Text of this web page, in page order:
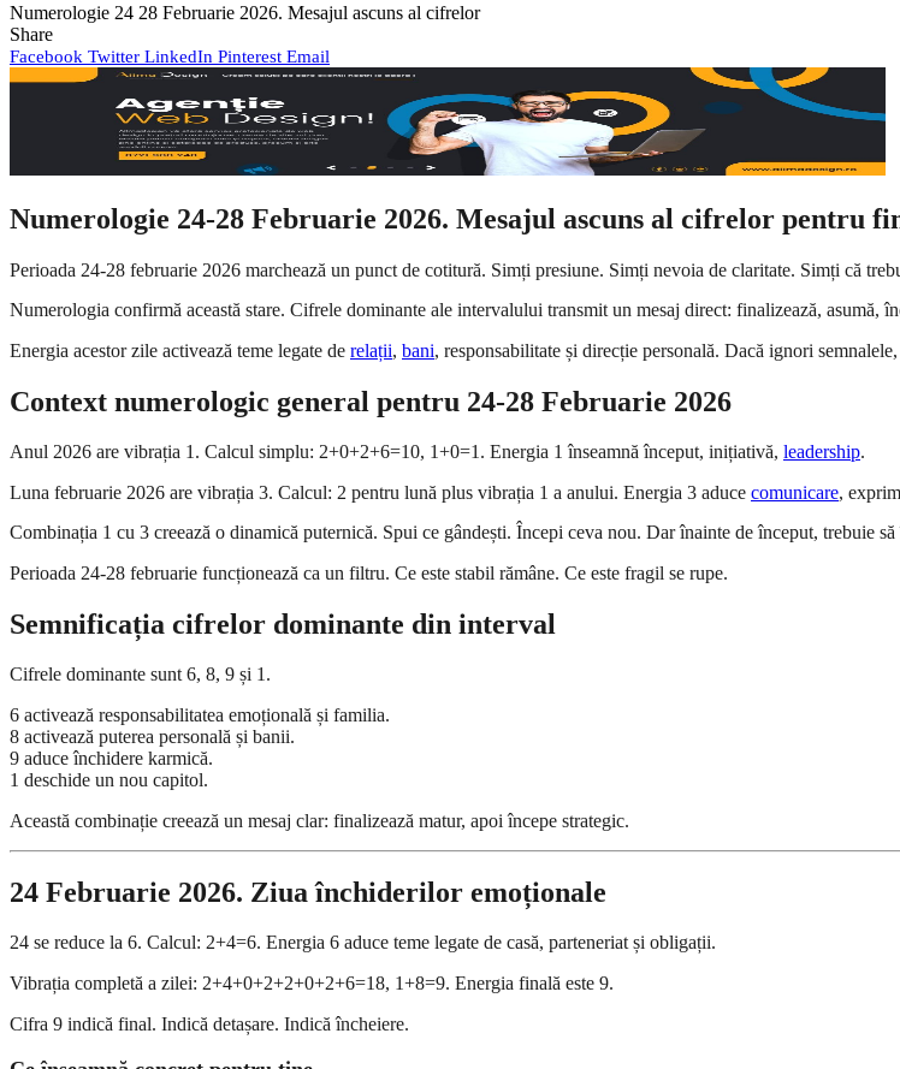
Numerologie 24 28 Februarie 2026. Mesajul ascuns al cifrelor
Share
Facebook Twitter LinkedIn Pinterest Email
Numerologie 24-28 Februarie 2026. Mesajul ascuns al cifrelor pentru
Perioada 24-28 februarie 2026 marchează un punct de cotitură. Simți presiune. Simți nevoia de claritate. Simți că
Numerologia confirmă această stare. Cifrele dominante ale intervalului transmit un mesaj direct: finalizează, asumă,
Energia acestor zile activează teme legate de relații, bani, responsabilitate și direcție personală. Dacă ignori
Context numerologic general pentru 24-28 Februarie 2026
Anul 2026 are vibrația 1. Calcul simplu: 2+0+2+6=10, 1+0=1. Energia 1 înseamnă început, inițiativă, leadership.
Luna februarie 2026 are vibrația 3. Calcul: 2 pentru lună plus vibrația 1 a anului. Energia 3 aduce comunicare,
Combinația 1 cu 3 creează o dinamică puternică. Spui ce gândești. Începi ceva nou. Dar înainte de început, trebuie
Perioada 24-28 februarie funcționează ca un filtru. Ce este stabil rămâne. Ce este fragil se rupe.
Semnificația cifrelor dominante din interval
Cifrele dominante sunt 6, 8, 9 și 1.
6 activează responsabilitatea emoțională și familia.
8 activează puterea personală și banii.
9 aduce închidere karmică.
1 deschide un nou capitol.
Această combinație creează un mesaj clar: finalizează matur, apoi începe strategic.
24 Februarie 2026. Ziua închiderilor emoționale
24 se reduce la 6. Calcul: 2+4=6. Energia 6 aduce teme legate de casă, parteneriat și obligații.
Vibrația completă a zilei: 2+4+0+2+2+0+2+6=18, 1+8=9. Energia finală este 9.
Cifra 9 indică final. Indică detașare. Indică încheiere.